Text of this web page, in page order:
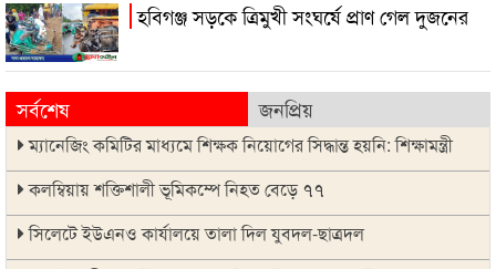
হবিগঞ্জ সড়কে ত্রিমুখী সংঘর্ষে প্রাণ গেল দুজনের
সর্বশেষ জনপ্রিয়
ম্যানেজিং কমিটির মাধ্যমে শিক্ষক নিয়োগের সিদ্ধান্ত হয়নি: শিক্ষামন্ত্রী
কলম্বিয়ায় শক্তিশালী ভূমিকম্পে নিহত বেড়ে ৭৭
সিলেটে ইউএনও কার্যালয়ে তালা দিল যুবদল-ছাত্রদল